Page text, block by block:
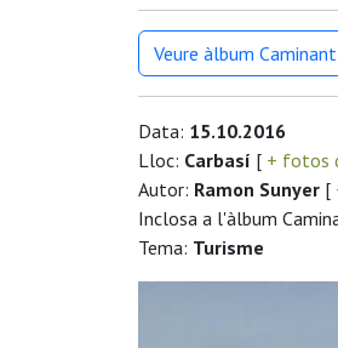
Veure àlbum
Data: 15.10.2016
Lloc: Carbasí [ + fotos
Autor: Ramon Sunyer [
Inclosa a l'àlbum
Tema: Turisme